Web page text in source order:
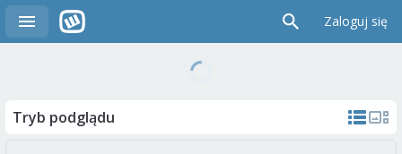
Zaloguj się
Tryb podglądu